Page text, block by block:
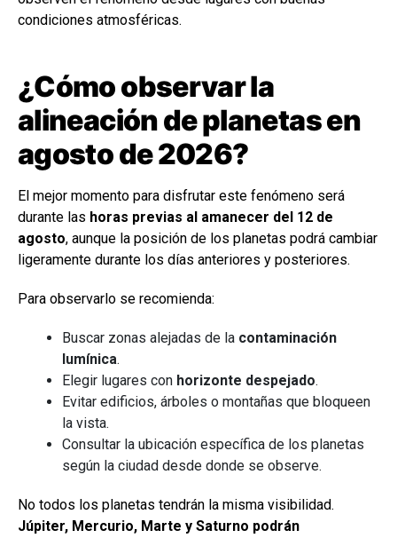
condiciones atmosféricas.
¿Cómo observar la
alineación de planetas en
agosto de 2026?
El mejor momento para disfrutar este fenómeno será
durante las horas previas al amanecer del 12 de
agosto, aunque la posición de los planetas podrá cambiar
ligeramente durante los días anteriores y posteriores.
Para observarlo se recomienda:
Buscar zonas alejadas de la contaminación
lumínica.
Elegir lugares con horizonte despejado.
Evitar edificios, árboles o montañas que bloqueen
la vista.
Consultar la ubicación específica de los planetas
según la ciudad desde donde se observe.
No todos los planetas tendrán la misma visibilidad.
Júpiter, Mercurio, Marte y Saturno podrán